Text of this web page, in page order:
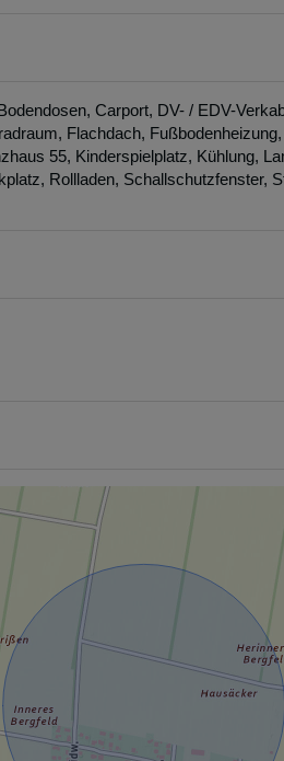
Carport DV- / EDV-
Flachdach Fußbodenheizung
55 Kinderspielplatz Kühlung
Rollladen Schallschutzfenster